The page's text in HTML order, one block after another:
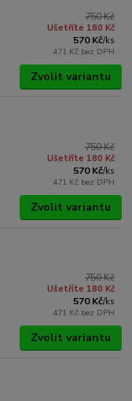
750 Kč
Ušetříte 180 Kč
570 Kč/ks
471 Kč bez DPH
Zvolit variantu
750 Kč
Ušetříte 180 Kč
570 Kč/ks
471 Kč bez DPH
Zvolit variantu
750 Kč
Ušetříte 180 Kč
570 Kč/ks
471 Kč bez DPH
Zvolit variantu